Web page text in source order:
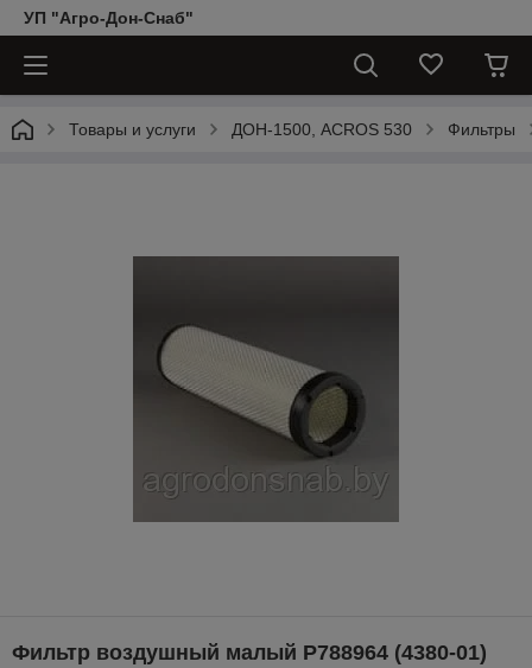
УП "Агро-Дон-Снаб"
Товары и услуги ДОН-1500, АCROS 530 Фильтры
Фильтр воздушный малый P788964 (4380-01)